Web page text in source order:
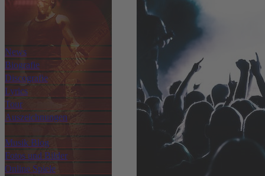
News
Biografie
Discografie
Lyrics
Tour
Auszeichnungen
Musik Blog
Fotos und Bilder
Online Spiele